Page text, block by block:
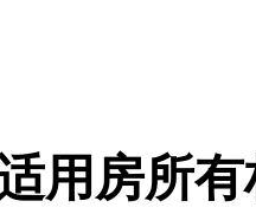
用房所